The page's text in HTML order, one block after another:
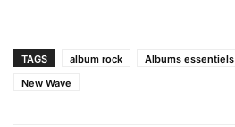
TAGS album rock Albums essentiels
New Wave